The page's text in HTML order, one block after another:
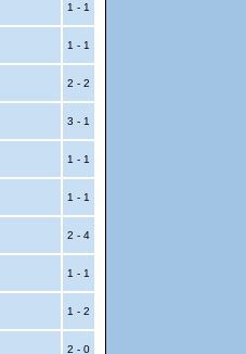
1 - 1
1 - 1
2 - 2
3 - 1
1 - 1
1 - 1
2 - 4
1 - 1
1 - 2
2 - 0